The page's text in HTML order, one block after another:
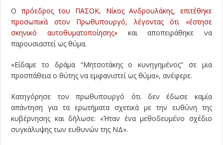
Ο πρόεδρος του ΠΑΣΟΚ, Νίκος Ανδρουλάκης, επιτέθηκε
προσωπικά στον Πρωθυπουργό, λέγοντας ότι «έστησε
σκηνικό αυτοθυματοποίησης»και αποπειράθηκε να
παρουσιαστεί ως θύμα.
«Είδαμε το δράμα “Μητσοτάκης ο κυνηγημένος” σε μια
προσπάθεια ο θύτης να εμφανιστεί ως θύμα», ανέφερε.
Κατηγόρησε τον πρωθυπουργό ότι δεν έδωσε καμία
απάντηση για τα ερωτήματα σχετικά με την ευθύνη της
κυβέρνησης και δήλωσε: «Ήταν ένα μεθοδευμένο σχέδιο
συγκάλυψης των ευθυνών της ΝΔ».